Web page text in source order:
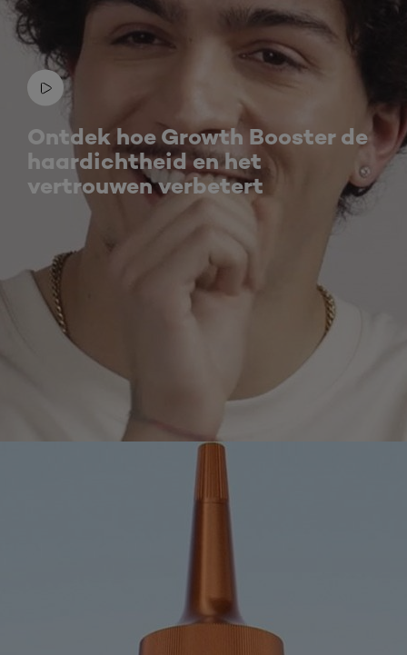
Ontdek hoe Growth Booster de
haardichtheid en het
vertrouwen verbetert